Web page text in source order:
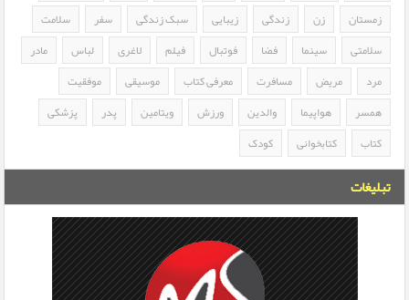
زمستان
زن زندگی زیبایی سبک زندگی سفر
سلامت
سلامتی
سینما فضا فوتبال فیلم لاغری لباس
مادر
مرد
مریض مسافرت معرفی کتاب موسیقی
موفقیت
همسر
هواپیما والدین ورزش ویتامین پدر
پزشکی
کتاب
کتابخوانی کودک
تبلیغات